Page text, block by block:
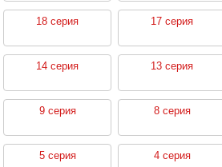
18 серия 17 серия
14 серия 13 серия
9 серия 8 серия
5 серия 4 серия